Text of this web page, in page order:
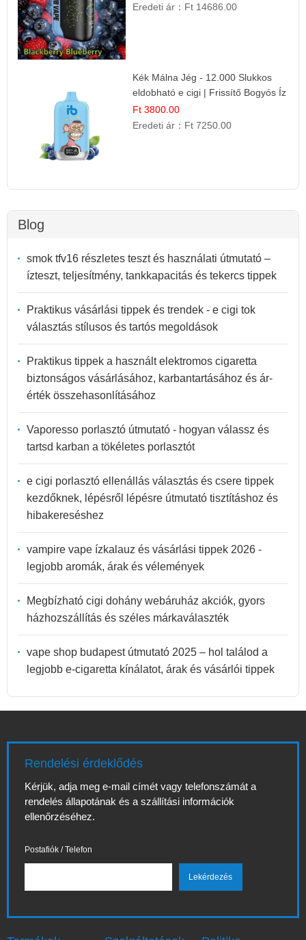
Eredeti ár： Ft 14686.00
Kék Málna Jég - 12.000 Slukkos
eldobható e cigi | Frissítő Bogyós Íz
Ft 3800.00
Eredeti ár： Ft 7250.00
Blog
smok tfv16 részletes teszt és használati útmutató –
ízteszt, teljesítmény, tankkapacitás és tekercs tippek
Praktikus vásárlási tippek és trendek - e cigi tok
választás stílusos és tartós megoldások
Praktikus tippek a használt elektromos cigaretta
biztonságos vásárlásához, karbantartásához és ár-
érték összehasonlításához
Vaporesso porlasztó útmutató - hogyan válassz és
tartsd karban a tökéletes porlasztót
e cigi porlasztó ellenállás választás és csere tippek
kezdőknek, lépésről lépésre útmutató tisztításhoz és
hibakereséshez
vampire vape ízkalauz és vásárlási tippek 2026 -
legjobb aromák, árak és vélemények
Megbízható cigi dohány webáruház akciók, gyors
házhozszállítás és széles márkaválaszték
vape shop budapest útmutató 2025 – hol találod a
legjobb e-cigaretta kínálatot, árak és vásárlói tippek
Rendelési érdeklődés
Kérjük, adja meg e-mail címét vagy telefonszámát a
rendelés állapotának és a szállítási információk
ellenőrzéséhez.
Postafiók / Telefon